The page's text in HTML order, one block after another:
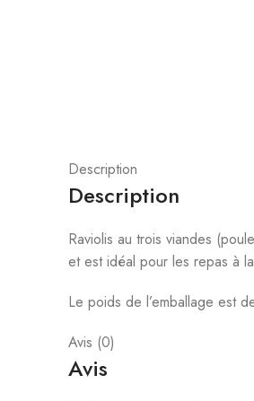
Description
Description
Raviolis au trois viandes
et est idéal pour les repas à
Le poids de l’emballage est
Avis (0)
Avis